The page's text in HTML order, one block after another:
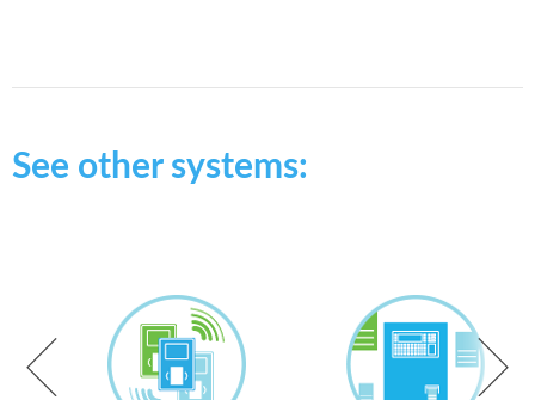
See other systems: